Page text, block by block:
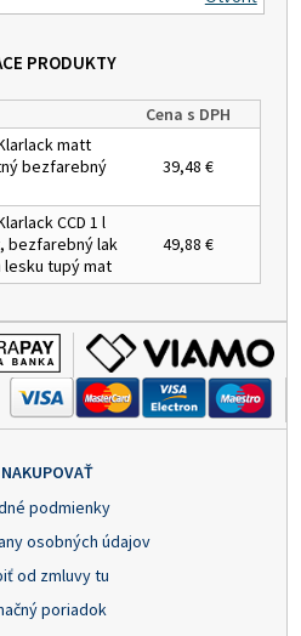
PRODUKTY
Cena s DPH
matt
bezfarebný
39,48 €
CCD 1 l
bezfarebný lak
tupý mat
49,88 €
podmienky
osobných údajov
od zmluvy tu
poriadok